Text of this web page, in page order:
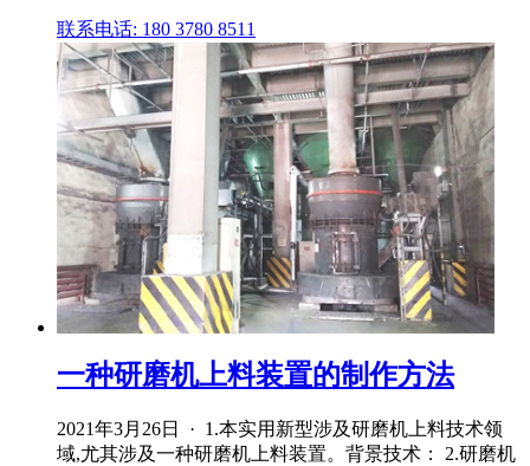
联系电话: 180 3780 8511
一种研磨机上料装置的制作方法
2021年3月26日 · 1.本实用新型涉及研磨机上料技术领
域,尤其涉及一种研磨机上料装置。背景技术： 2.研磨机